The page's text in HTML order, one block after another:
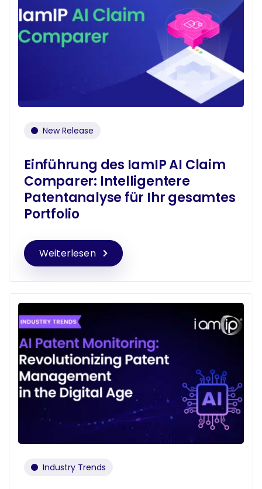
New Release
Einführung des IamIP AI Claim
Comparer: Intelligentere
Patentanalyse für Ihr gesamtes
Portfolio
Weiterlesen
Industry Trends